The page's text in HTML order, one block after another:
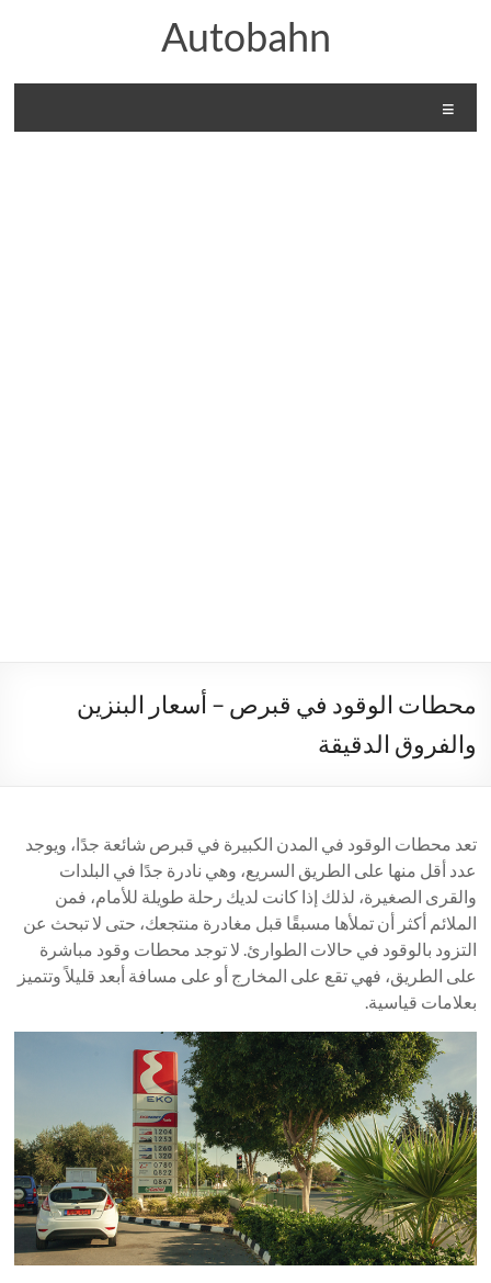
Autobahn
محطات الوقود في قبرص – أسعار البنزين
والفروق الدقيقة
تعد محطات الوقود في المدن الكبيرة في قبرص شائعة جدًا، ويوجد
عدد أقل منها على الطريق السريع، وهي نادرة جدًا في البلدات
والقرى الصغيرة، لذلك إذا كانت لديك رحلة طويلة للأمام، فمن
الملائم أكثر أن تملأها مسبقًا قبل مغادرة منتجعك، حتى لا تبحث عن
التزود بالوقود في حالات الطوارئ. لا توجد محطات وقود مباشرة
على الطريق، فهي تقع على المخارج أو على مسافة أبعد قليلاً وتتميز
بعلامات قياسية.